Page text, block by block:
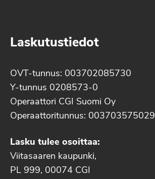
Laskutustiedot
OVT-tunnus: 003702085730
Y-tunnus 0208573-0
Operaattori CGI Suomi Oy
Operaattoritunnus: 003703575029
Lasku tulee osoittaa:
Viitasaaren kaupunki,
PL 999, 00074 CGI